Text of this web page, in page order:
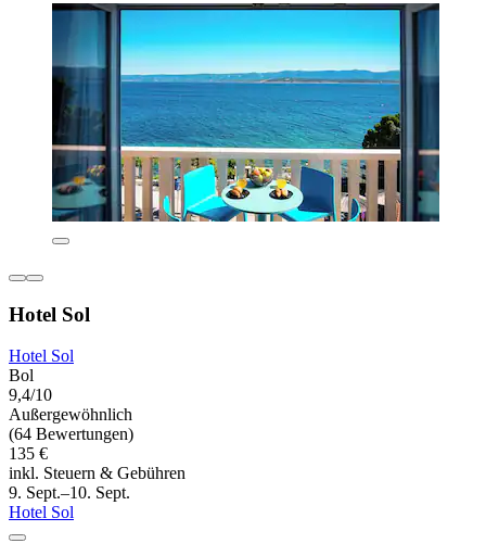
Hotel Sol
Hotel Sol
Bol
9,4/10
Außergewöhnlich
(64 Bewertungen)
135 €
inkl. Steuern & Gebühren
9. Sept.–10. Sept.
Hotel Sol